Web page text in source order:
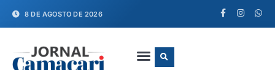
8 DE AGOSTO DE 2026